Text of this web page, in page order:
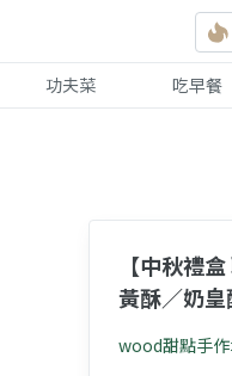
功夫菜 吃早餐
【中秋禮
黃酥／奶
wood甜點手